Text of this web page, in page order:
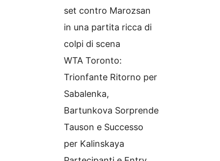
set contro Marozsan
in una partita ricca di
colpi di scena
WTA Toronto:
Trionfante Ritorno per
Sabalenka,
Bartunkova Sorprende
Tauson e Successo
per Kalinskaya